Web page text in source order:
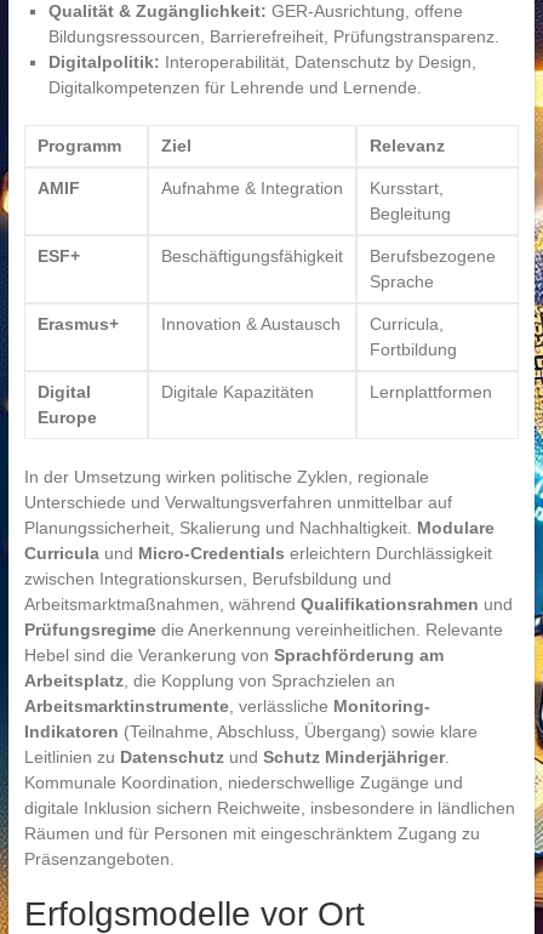
Qualität & Zugänglichkeit: GER-Ausrichtung, offene
Bildungsressourcen, Barrierefreiheit, Prüfungstransparenz.
Digitalpolitik: Interoperabilität, Datenschutz by Design,
Digitalkompetenzen für Lehrende und Lernende.
Programm Ziel Relevanz
AMIF Aufnahme & Integration
Kursstart,
Begleitung
ESF+ Beschäftigungsfähigkeit
Berufsbezogene
Sprache
Erasmus+ Innovation & Austausch
Curricula,
Fortbildung
Digital
Europe
Digitale Kapazitäten Lernplattformen
In der Umsetzung wirken politische Zyklen, regionale
Unterschiede und Verwaltungsverfahren unmittelbar auf
Planungssicherheit, Skalierung und Nachhaltigkeit. Modulare
Curriculaund Micro-Credentials erleichtern Durchlässigkeit
zwischen Integrationskursen, Berufsbildung und
Arbeitsmarktmaßnahmen, während Qualifikationsrahmen und
Prüfungsregimedie Anerkennung vereinheitlichen. Relevante
Hebel sind die Verankerung von Sprachförderung am
Arbeitsplatz, die Kopplung von Sprachzielen an
Arbeitsmarktinstrumente, verlässliche Monitoring-
Indikatoren (Teilnahme, Abschluss, Übergang) sowie klare
Leitlinien zu Datenschutzund Schutz Minderjähriger.
Kommunale Koordination, niederschwellige Zugänge und
digitale Inklusion sichern Reichweite, insbesondere in ländlichen
Räumen und für Personen mit eingeschränktem Zugang zu
Präsenzangeboten.
Erfolgsmodelle vor Ort